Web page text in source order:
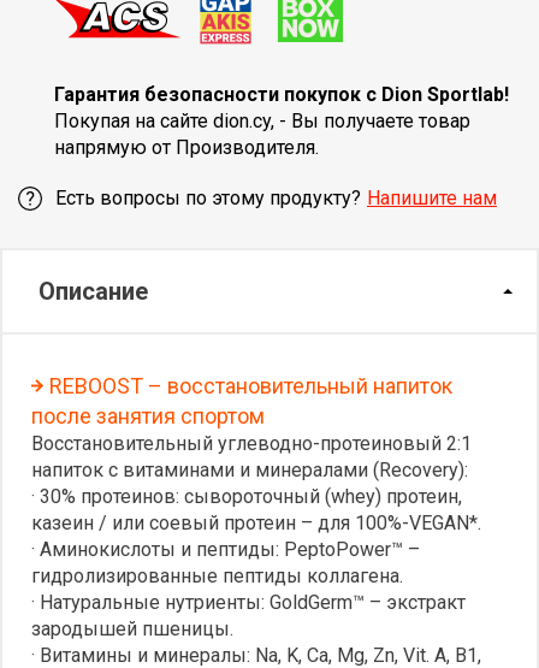
Гарантия безопасности покупок с Dion Sportlab!
Покупая на сайте dion.cy, - Вы получаете товар
напрямую от Производителя.
Есть вопросы по этому продукту? Напишите нам
Описание
REBOOST – восстановительный напиток
после занятия спортом
Восстановительный углеводно-протеиновый 2:1
напиток c витаминами и минералами (Recovery):
· 30% протеинов: сывороточный (whey) протеин,
казеин / или соевый протеин – для 100%-VEGAN*.
· Аминокислоты и пептиды: PeptoPower™ –
гидролизированные пептиды коллагена.
· Натуральные нутриенты: GoldGerm™ – экстракт
зародышей пшеницы.
· Витамины и минералы: Na, K, Ca, Mg, Zn, Vit. A, B1,